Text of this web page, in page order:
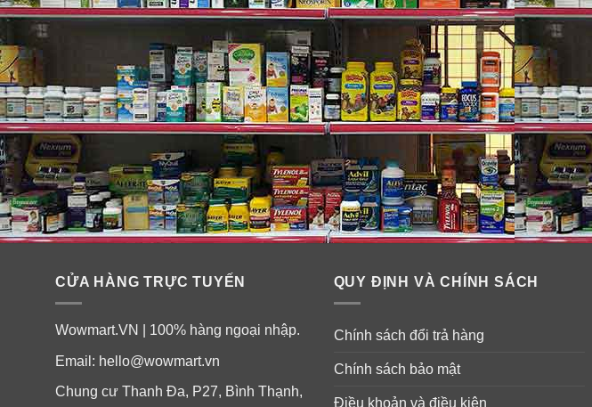
CỬA HÀNG TRỰC TUYẾN
Wowmart.VN | 100% hàng ngoại nhập.
Email: hello@wowmart.vn
Chung cư Thanh Đa, P27, Bình Thạnh,
QUY ĐỊNH VÀ CHÍNH SÁCH
Chính sách đổi trả hàng
Chính sách bảo mật
Điều khoản và điều kiện